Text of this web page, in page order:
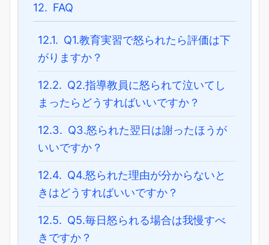
12. FAQ
12.1. Q1.教育実習で怒られたら評価は下
がりますか？
12.2. Q2.指導教員に怒られて泣いてし
まったらどうすればいいですか？
12.3. Q3.怒られた翌日は謝ったほうが
いいですか？
12.4. Q4.怒られた理由が分からないと
きはどうすればいいですか？
12.5. Q5.毎日怒られる場合は我慢すべ
きですか？